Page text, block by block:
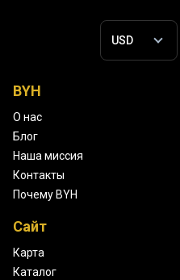
BYH
О нас
Блог
Наша миссия
Контакты
Почему BYH
Сайт
Карта
Каталог